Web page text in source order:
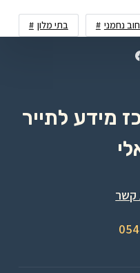
בתי מלון נחמני
מידע לתייר
קשר